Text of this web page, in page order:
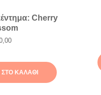
Cherry
ΚΑΛΆΘΙ